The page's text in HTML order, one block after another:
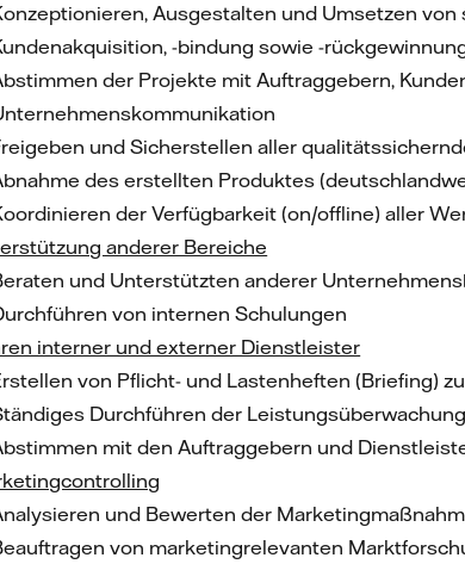
Ausgestalten und Umsetzen
-bindung sowie -
der Projekte mit Auftraggebern,
und Sicherstellen aller
des erstellten Produktes
der Verfügbarkeit (on/offline) aller
anderer Bereiche
und Unterstützten anderer
von internen Schulungen
interner und externer Dienstleister
von Pflicht- und Lastenheften (Briefing)
Durchführen der
mit den Auftraggebern und
und Bewerten der
von marketingrelevanten